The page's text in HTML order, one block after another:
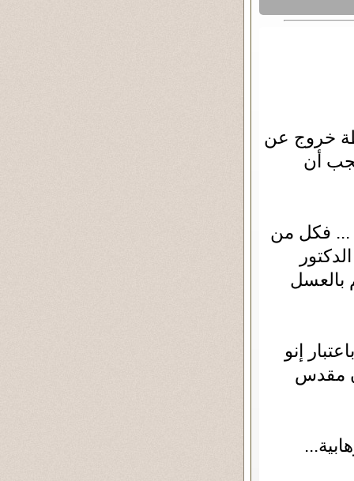
خروج عن
أن
... فكل من
بالعسل
إنو
مقدس